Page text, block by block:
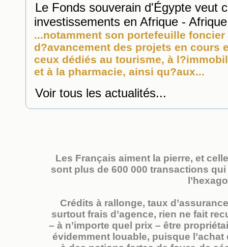
Le Fonds souverain d'Égypte veut
investissements en Afrique -
...notamment son portefeuille
d?avancement des projets en cours
ceux dédiés au tourisme, à l?
et à la pharmacie, ainsi qu?aux...
Voir tous les actualités...
Les Français aiment la pierre, et
sont plus de 600 000 transactions
Crédits à rallonge, taux
surtout frais d’agence, rien ne fait
– à n’importe quel prix – être
évidemment louable, puisque